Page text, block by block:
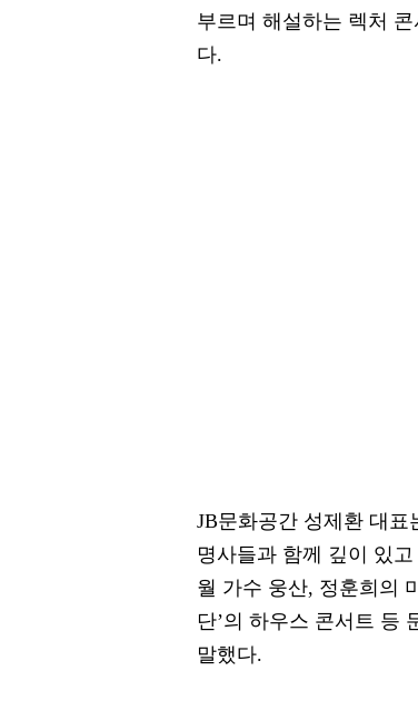
부르며 해설하는 렉처
다.
JB문화공간 성제환 대
명사들과 함께 깊이 있
월 가수 웅산, 정훈희의
단’의 하우스 콘서트 등
말했다.